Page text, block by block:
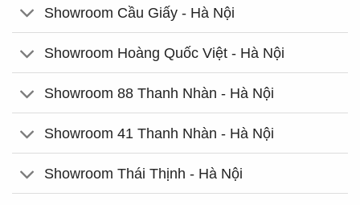
Showroom Cầu Giấy - Hà Nội
Showroom Hoàng Quốc Việt - Hà Nội
Showroom 88 Thanh Nhàn - Hà Nội
Showroom 41 Thanh Nhàn - Hà Nội
Showroom Thái Thịnh - Hà Nội